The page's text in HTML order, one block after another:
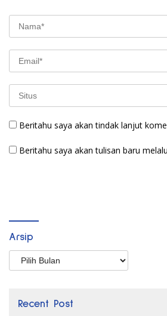
Beritahu saya akan tindak lanjut
Beritahu saya akan tulisan baru
Arsip
Arsip
Recent Post